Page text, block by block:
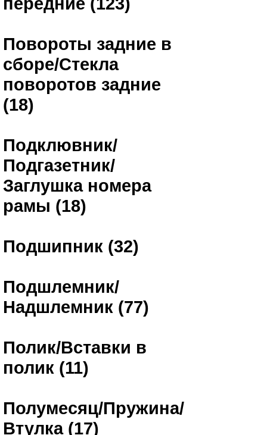
Повороты задние в
сборе/Стекла
поворотов задние
(18)
Подклювник/
Подгазетник/
Заглушка номера
рамы (18)
Подшипник (32)
Подшлемник/
Надшлемник (77)
Полик/Вставки в
полик (11)
Полумесяц/Пружина/
Втулка (17)